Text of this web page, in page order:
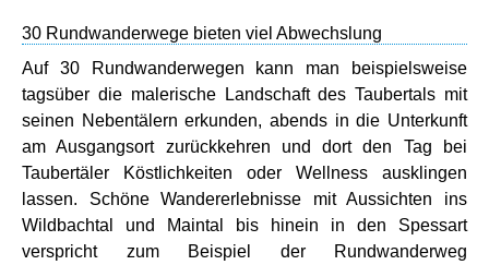
30 Rundwanderwege bieten viel Abwechslung
Auf 30 Rundwanderwegen kann man beispielsweise
tagsüber die malerische Landschaft des Taubertals mit
seinen Nebentälern erkunden, abends in die Unterkunft
am Ausgangsort zurückkehren und dort den Tag bei
Taubertäler Köstlichkeiten oder Wellness ausklingen
lassen. Schöne Wandererlebnisse mit Aussichten ins
Wildbachtal und Maintal bis hinein in den Spessart
verspricht zum Beispiel der Rundwanderweg